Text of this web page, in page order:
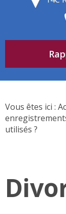
Vous êtes ici :
utilisés ?